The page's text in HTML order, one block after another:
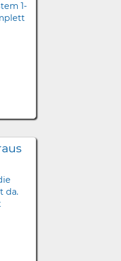
1-
da.